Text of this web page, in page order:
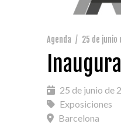
Agenda / 25 de junio
25 de junio de
Exposiciones
Barcelona